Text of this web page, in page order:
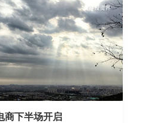
商下半场开启